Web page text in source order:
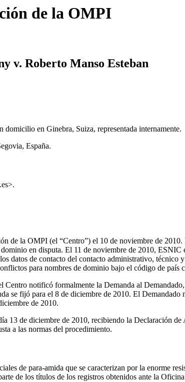
de la OMPI
v. Roberto Manso Esteban
en Ginebra, Suiza, representada internamente.
España.
de la OMPI (el “Centro”) el 10 de noviembre de
en disputa. El 11 de noviembre de 2010,
datos de contacto del contacto administrativo,
para nombres de dominio bajo el código de país
notificó formalmente la Demanda al
se fijó para el 8 de diciembre de 2010. El
de 2010.
13 de diciembre de 2010, recibiendo la Declaración
a las normas del procedimiento.
de para-amida que se caracterizan por la enorme
de los títulos de los registros obtenidos ante la